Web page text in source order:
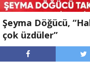
Şeyma Döğücü,
çok üzdüler”